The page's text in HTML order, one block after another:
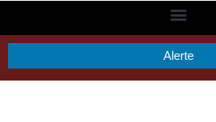
Alerte